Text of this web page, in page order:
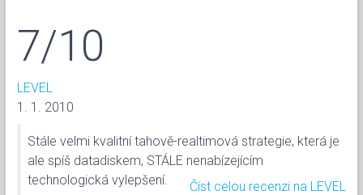
7/10
LEVEL
1. 1. 2010
Stále velmi kvalitní tahově-realtimová strategie, která je
ale spíš datadiskem, STÁLE nenabízejícím
technologická vylepšení.
Číst celou recenzi na LEVEL